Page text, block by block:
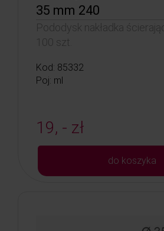
35 mm 240
Pododysk nakładka
100 szt.
Kod: 85332
Poj: ml
19, - zł
do koszyka